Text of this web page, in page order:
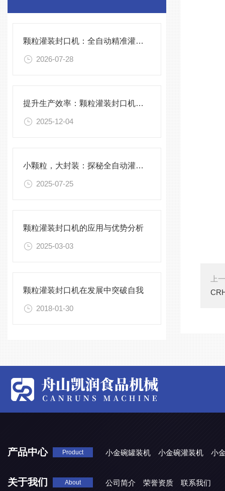
颗粒灌装封口机：全自动精准灌装，助力食品化工高效生产
2026-07-28
提升生产效率：颗粒灌装封口机的优化与维护
2025-12-04
小颗粒，大封装：探秘全自动灌装封口一体化科技
2025-07-25
颗粒灌装封口机的应用与优势分析
2025-03-03
颗粒灌装封口机在发展中突破自我
2018-01-30
上
产品中心 Product 小金碗罐装机 小金碗灌装机 小
关于我们 About 公司简介 荣誉资质 联系我们